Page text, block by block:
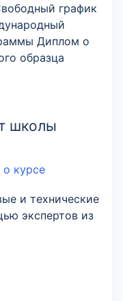
график
Диплом о
образца
школы
курсе
и технические
экспертов из